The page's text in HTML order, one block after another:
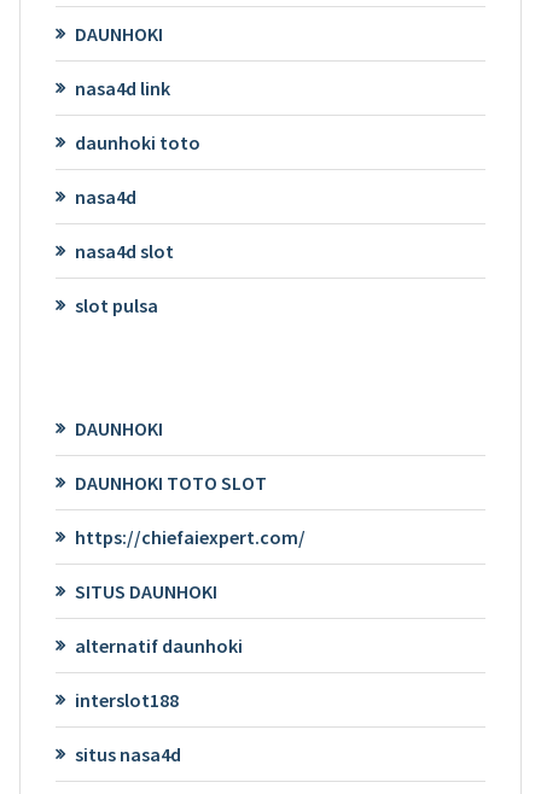
DAUNHOKI
nasa4d link
daunhoki toto
nasa4d
nasa4d slot
slot pulsa
DAUNHOKI
DAUNHOKI TOTO SLOT
https://chiefaiexpert.com/
SITUS DAUNHOKI
alternatif daunhoki
interslot188
situs nasa4d